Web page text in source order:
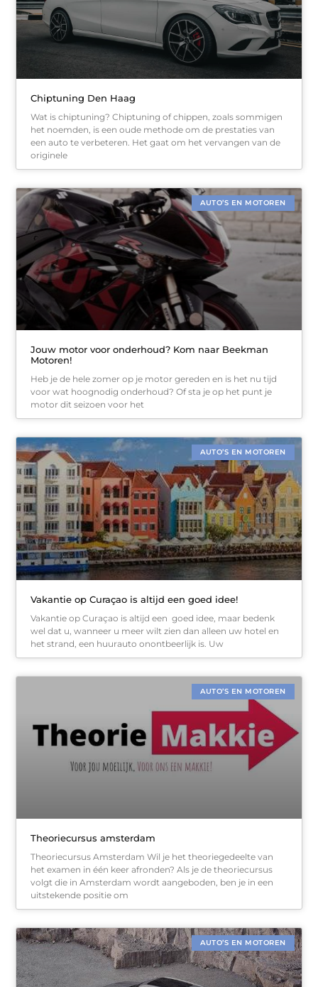
Chiptuning Den Haag
Wat is chiptuning? Chiptuning of chippen, zoals sommigen
het noemden, is een oude methode om de prestaties van
een auto te verbeteren. Het gaat om het vervangen van de
originele
AUTO’S EN MOTOREN
Jouw motor voor onderhoud? Kom naar Beekman
Motoren!
Heb je de hele zomer op je motor gereden en is het nu tijd
voor wat hoognodig onderhoud? Of sta je op het punt je
motor dit seizoen voor het
AUTO’S EN MOTOREN
Vakantie op Curaçao is altijd een goed idee!
Vakantie op Curaçao is altijd een goed idee, maar bedenk
wel dat u, wanneer u meer wilt zien dan alleen uw hotel en
het strand, een huurauto onontbeerlijk is. Uw
AUTO’S EN MOTOREN
Theoriecursus amsterdam
Theoriecursus Amsterdam Wil je het theoriegedeelte van
het examen in één keer afronden? Als je de theoriecursus
volgt die in Amsterdam wordt aangeboden, ben je in een
uitstekende positie om
AUTO’S EN MOTOREN